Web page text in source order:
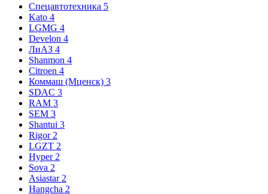
Спецавтотехника 5
Kato 4
LGMG 4
Develon 4
ЛиАЗ 4
Shanmon 4
Citroen 4
Коммаш (Мценск) 3
SDAC 3
RAM 3
SEM 3
Shantui 3
Rigor 2
LGZT 2
Hyper 2
Sova 2
Asiastar 2
Hangcha 2